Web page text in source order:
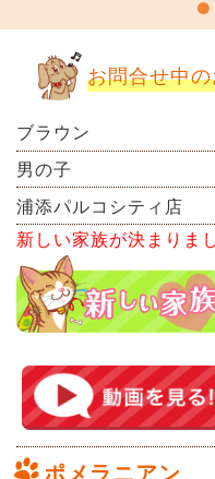
お問合せ中
ブラウン
男の子
浦添パルコシティ店
新しい家族が決まりま
ポメラニアン